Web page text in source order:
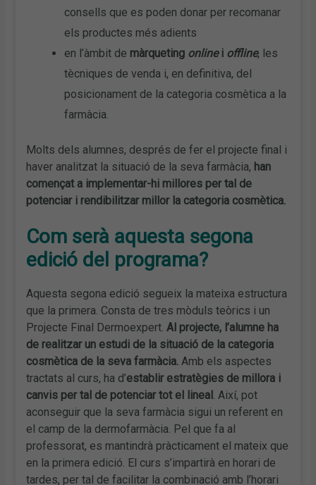
consells que es poden donar per recomanar
els productes més adients
en l’àmbit de màrqueting onlinei offline, les
tècniques de venda i, en definitiva, del
posicionament de la categoria cosmètica a la
farmàcia.
Molts dels alumnes, després de fer el projecte final i
haver analitzat la situació de la seva farmàcia, han
començat a implementar-hi millores per tal de
potenciar i rendibilitzar millor la categoria cosmètica.
Com serà aquesta segona
edició del programa?
Aquesta segona edició segueix la mateixa estructura
que la primera. Consta de tres mòduls teòrics i un
Projecte Final Dermoexpert.Al projecte, l’alumne ha
de realitzar un estudi de la situació de la categoria
cosmètica de la seva farmàcia.Amb els aspectes
tractats al curs, ha d’establir estratègies de millora i
canvis per tal de potenciar tot el lineal. Així, pot
aconseguir que la seva farmàcia sigui un referent en
el camp de la dermofarmàcia. Pel que fa al
professorat, es mantindrà pràcticament el mateix que
en la primera edició. El curs s’impartirà en horari de
tardes, per tal de facilitar la combinació amb l’horari